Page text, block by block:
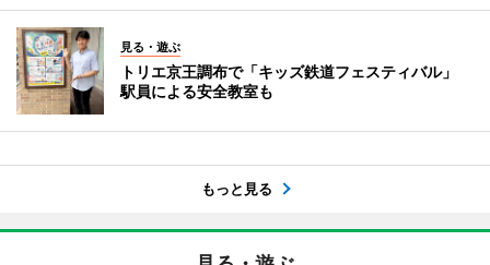
見る・遊ぶ
トリエ京王調布で「キッズ鉄道フェスティバル」
駅員による安全教室も
もっと見る